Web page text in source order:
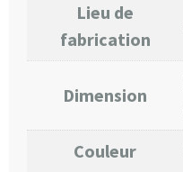
Lieu de
fabrication
Dimension
Couleur